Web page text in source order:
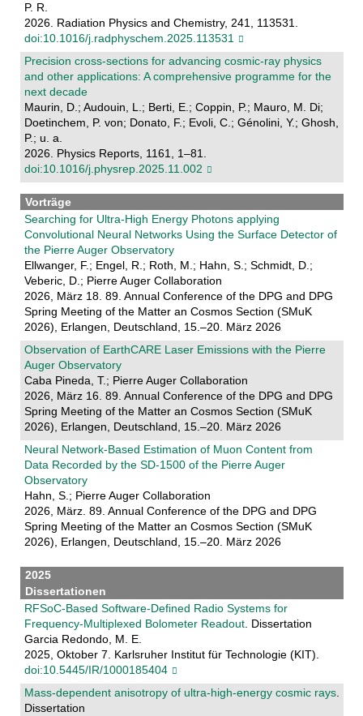
P. R.
2026. Radiation Physics and Chemistry, 241, 113531.
doi:10.1016/j.radphyschem.2025.113531
Precision cross-sections for advancing cosmic-ray physics
and other applications: A comprehensive programme for the
next decade
Maurin, D.; Audouin, L.; Berti, E.; Coppin, P.; Mauro, M. Di;
Doetinchem, P. von; Donato, F.; Evoli, C.; Génolini, Y.; Ghosh,
P.; u. a.
2026. Physics Reports, 1161, 1–81.
doi:10.1016/j.physrep.2025.11.002
Vorträge
Searching for Ultra-High Energy Photons applying
Convolutional Neural Networks Using the Surface Detector of
the Pierre Auger Observatory
Ellwanger, F.; Engel, R.; Roth, M.; Hahn, S.; Schmidt, D.;
Veberic, D.; Pierre Auger Collaboration
2026, März 18. 89. Annual Conference of the DPG and DPG
Spring Meeting of the Matter an Cosmos Section (SMuK
2026), Erlangen, Deutschland, 15.–20. März 2026
Observation of EarthCARE Laser Emissions with the Pierre
Auger Observatory
Caba Pineda, T.; Pierre Auger Collaboration
2026, März 16. 89. Annual Conference of the DPG and DPG
Spring Meeting of the Matter an Cosmos Section (SMuK
2026), Erlangen, Deutschland, 15.–20. März 2026
Neural Network-Based Estimation of Muon Content from
Data Recorded by the SD-1500 of the Pierre Auger
Observatory
Hahn, S.; Pierre Auger Collaboration
2026, März. 89. Annual Conference of the DPG and DPG
Spring Meeting of the Matter an Cosmos Section (SMuK
2026), Erlangen, Deutschland, 15.–20. März 2026
2025
Dissertationen
RFSoC-Based Software-Defined Radio Systems for
Frequency-Multiplexed Bolometer Readout. Dissertation
Garcia Redondo, M. E.
2025, Oktober 7. Karlsruher Institut für Technologie (KIT).
doi:10.5445/IR/1000185404
Mass-dependent anisotropy of ultra-high-energy cosmic rays.
Dissertation